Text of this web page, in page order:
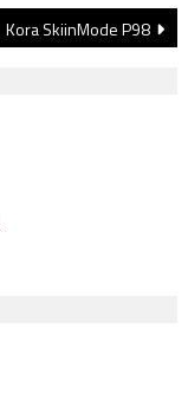
Kora SkiinMode P98